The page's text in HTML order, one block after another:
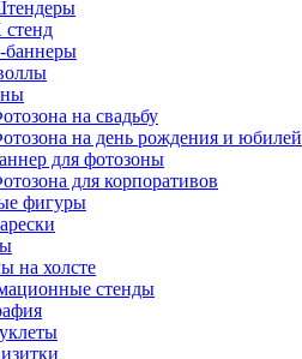
стенд
баннеры
на свадьбу
на день рождения и юбилей
для фотозоны
для корпоративов
фигуры
на холсте
стенды